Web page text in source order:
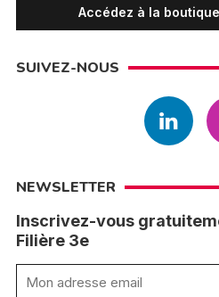
Accédez à la boutique
SUIVEZ-NOUS
NEWSLETTER
Inscrivez-vous
Filière 3e